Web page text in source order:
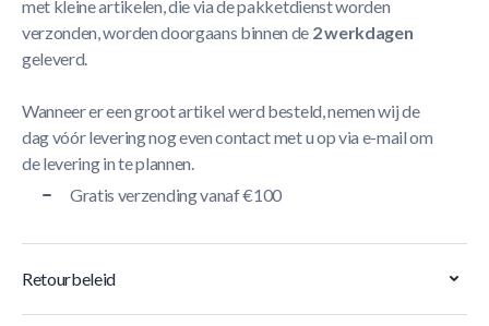
met kleine artikelen, die via de pakketdienst worden
verzonden, worden doorgaans binnen de 2 werkdagen
geleverd.
Wanneer er een groot artikel werd besteld, nemen wij de
dag vóór levering nog even contact met u op via e-mail om
de levering in te plannen.
Gratis verzending vanaf €100
Retourbeleid